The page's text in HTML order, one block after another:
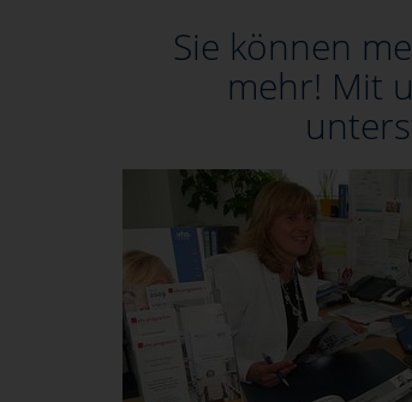
Sie können
mehr! Mit